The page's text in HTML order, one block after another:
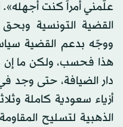
علّمني أمراً كنت
القضية التونسية
ووجّه بدعم القضية
هذا فحسب، ولكن ما إن
دار الضيافة، حتى وجد
أزياء سعودية كاملة
الذهبية لتسليح